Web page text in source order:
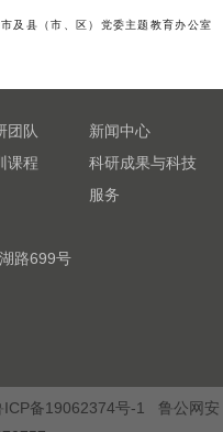
及县（市、区）党委主题教育办公室
团队
新闻中心
课程
科研成果与科技
服务
路699号
ICP备19062374号-1
鲁公网安